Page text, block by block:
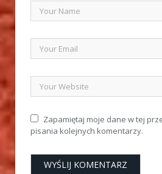
Zapamiętaj moje dane w tej
pisania kolejnych komentarzy.